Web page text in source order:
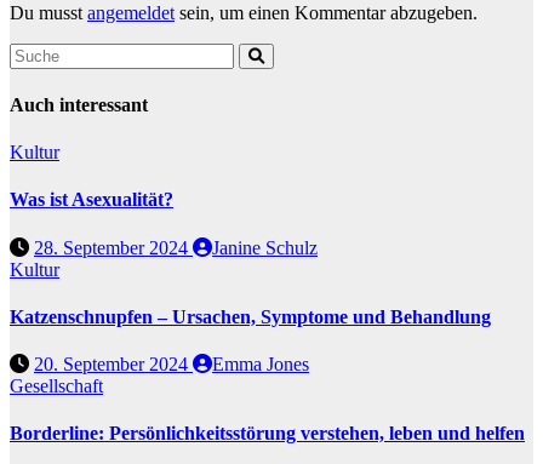
Du musst angemeldet sein, um einen Kommentar abzugeben.
Auch interessant
Kultur
Was ist Asexualität?
28. September 2024
Janine Schulz
Kultur
Katzenschnupfen – Ursachen, Symptome und Behandlung
20. September 2024
Emma Jones
Gesellschaft
Borderline: Persönlichkeitsstörung verstehen, leben und helfen